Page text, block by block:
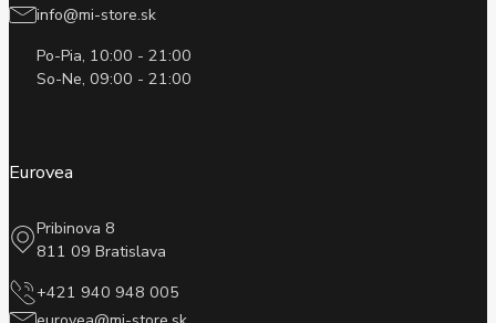
info@mi-store.sk
Po-Pia, 10:00 - 21:00
So-Ne, 09:00 - 21:00
Eurovea
Pribinova 8
811 09 Bratislava
+421 940 948 005